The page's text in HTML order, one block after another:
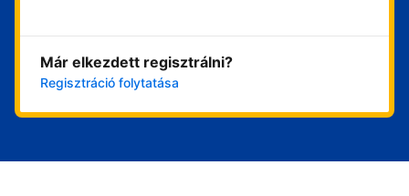
Már elkezdett regisztrálni?
Regisztráció folytatása